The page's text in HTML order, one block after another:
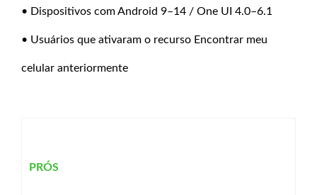
• Dispositivos com Android 9–14 / One UI 4.0–6.1
• Usuários que ativaram o recurso Encontrar meu
celular anteriormente
PRÓS